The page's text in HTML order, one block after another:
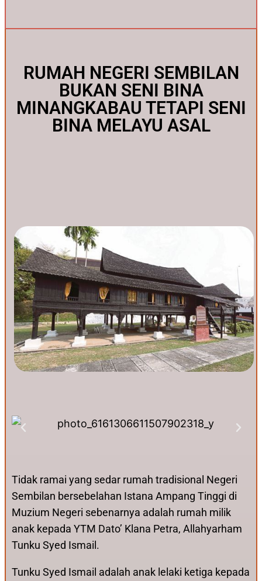
RUMAH NEGERI SEMBILAN
BUKAN SENI BINA
MINANGKABAU TETAPI SENI
BINA MELAYU ASAL
Tidak ramai yang sedar rumah tradisional Negeri
Sembilan bersebelahan Istana Ampang Tinggi di
Muzium Negeri sebenarnya adalah rumah milik
anak kepada YTM Dato’ Klana Petra, Allahyarham
Tunku Syed Ismail.
Tunku Syed Ismail adalah anak lelaki ketiga kepada